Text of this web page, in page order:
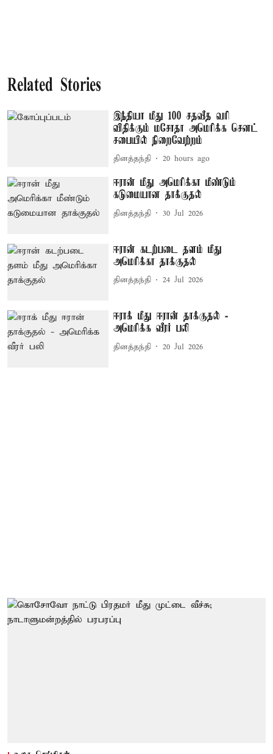
Related Stories
இந்தியா மீது 100 சதவீத வரி
விதிக்கும் மசோதா அமெரிக்க செனட்
சபையில் நிறைவேற்றம்
தினத்தந்தி 20 hours ago
ஈரான் மீது அமெரிக்கா மீண்டும்
கடுமையான தாக்குதல்
தினத்தந்தி 30 Jul 2026
ஈரான் கடற்படை தளம் மீது
அமெரிக்கா தாக்குதல்
தினத்தந்தி 24 Jul 2026
ஈராக் மீது ஈரான் தாக்குதல் -
அமெரிக்க வீரர் பலி
தினத்தந்தி 20 Jul 2026